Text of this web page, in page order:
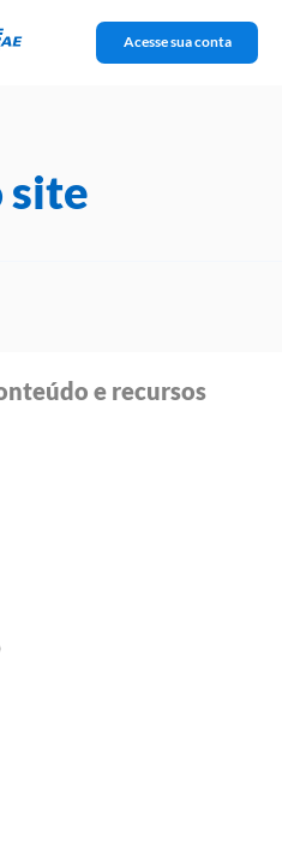
Acesse sua conta
site
e recursos